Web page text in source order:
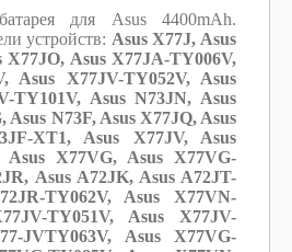
для Asus 4400mAh.
устройств: Asus X77J, Asus
X77JO, Asus X77JA-TY006V,
Asus X77JV-TY052V, Asus
TY101V, Asus N73JN, Asus
Asus N73F, Asus X77JQ, Asus
XT1, Asus X77JV, Asus
X77VG, Asus X77VG-
Asus A72JK, Asus A72JT-
TY062V, Asus X77VN-
TY051V, Asus X77JV-
JVTY063V, Asus X77VG-